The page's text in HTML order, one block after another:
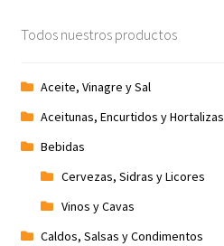
Todos nuestros productos
Aceite, Vinagre y Sal
Aceitunas, Encurtidos y Hortalizas
Bebidas
Cervezas, Sidras y Licores
Vinos y Cavas
Caldos, Salsas y Condimentos